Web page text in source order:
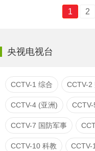
1 2
央视电视台
CCTV-1 综合 CCTV-2
CCTV-4 (亚洲)
CCTV-7 国防军事
CCTV-10 科教 CCTV-